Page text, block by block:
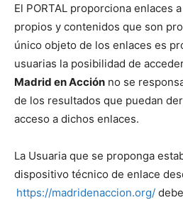
El PORTAL proporciona enlaces
propios y contenidos que son
único objeto de los enlaces es
usuarias la posibilidad de
Madrid en Acción no se
de los resultados que puedan
acceso a dichos enlaces.
La Usuaria que se proponga
dispositivo técnico de enlace
https://madridenaccion.org/